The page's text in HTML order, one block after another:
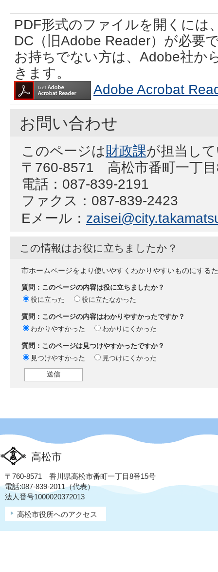
PDF形式のファイルを開くには
DC（旧Adobe Reader）が必要
お持ちでない方は、Adobe社か
きます。
Adobe Acrobat
お問い合わせ
このページは財政課が担当し
〒760-8571 高松市番町一丁
電話：087-839-2191
ファクス：087-839-2423
Eメール：
この情報はお役に立ちましたか？
市ホームページをより使いやすくわかりやすいものにする
質問：このページの内容は役に立ちましたか？
役に立った
役に立たなかった
質問：このページの内容はわかりやすかったですか？
わかりやすかった
わかりにくかった
質問：このページは見つけやすかったですか？
見つけやすかった
見つけにくかった
高松市
〒760-8571 香川県高松市番町一丁目8番15号
電話:087-839-2011（代表）
法人番号1000020372013
高松市役所へのアクセス